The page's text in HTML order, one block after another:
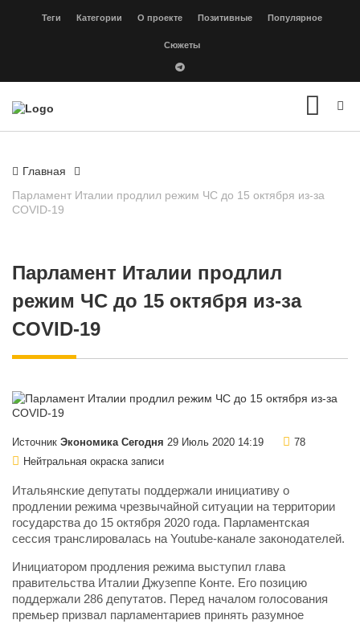
Теги Категории О проекте Позитивные Популярное
Сюжеты
Главная
Парламент Италии продлил режим ЧС до 15 октября из-за
COVID-19
Парламент Италии продлил
режим ЧС до 15 октября из-за
COVID-19
Источник Экономика Сегодня 29 Июль 2020 14:19
78
Нейтральная окраска записи
Итальянские депутаты поддержали инициативу о
продлении режима чрезвычайной ситуации на территории
государства до 15 октября 2020 года. Парламентская
сессия транслировалась на Youtube-канале законодателей.
Инициатором продления режима выступил глава
правительства Италии Джузеппе Конте. Его позицию
поддержали 286 депутатов. Перед началом голосования
премьер призвал парламентариев принять разумное